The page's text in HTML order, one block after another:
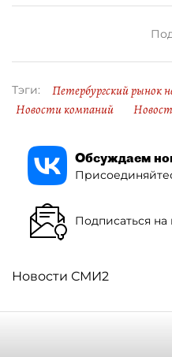
Тэги:
Петербургский рынок
Новости компаний
Обсуждаем
Подписаться на
Новости СМИ2